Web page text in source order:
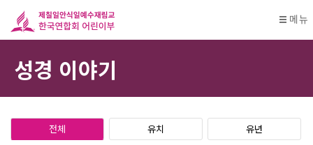
메뉴
성경 이야기
전체 유치 유년